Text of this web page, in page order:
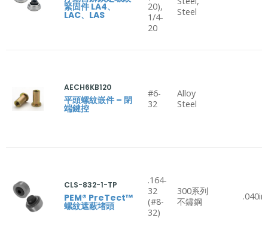
緊固件 LA4、
LAC、LAS
20),
1/4-
20
Steel
AECH6KB120
平頭螺紋嵌件 – 閉
端鍵控
#6-
32
Alloy
Steel
CLS-832-1-TP
PEM® PreTect™
螺紋遮蔽堵頭
.164-
32
(#8-
32)
300系列
不鏽鋼
.040in